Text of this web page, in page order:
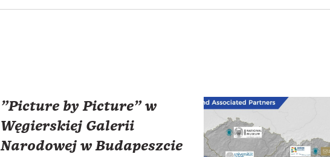
"Picture by Picture" w
Węgierskiej Galerii
Narodowej w Budapeszcie